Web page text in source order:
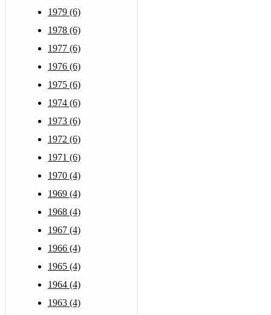
1979 (6)
1978 (6)
1977 (6)
1976 (6)
1975 (6)
1974 (6)
1973 (6)
1972 (6)
1971 (6)
1970 (4)
1969 (4)
1968 (4)
1967 (4)
1966 (4)
1965 (4)
1964 (4)
1963 (4)